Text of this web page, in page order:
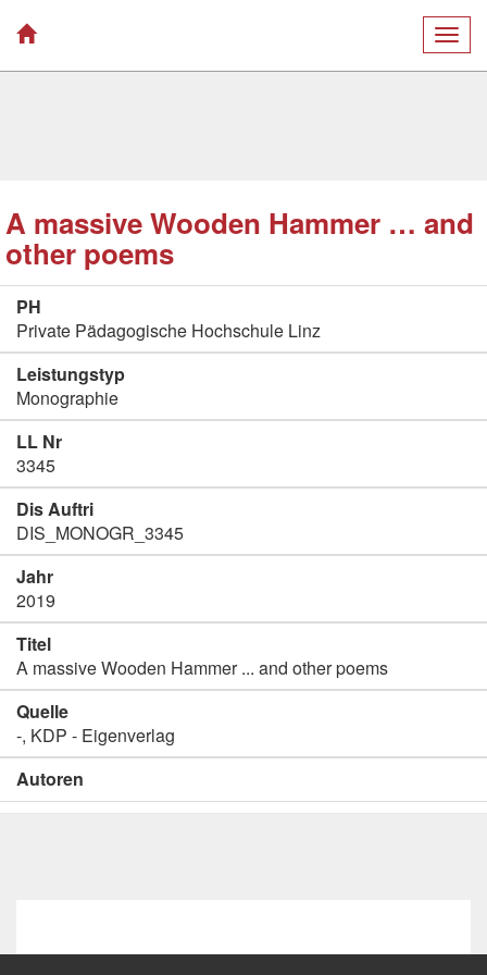
A massive Wooden Hammer … and
other poems
PH
Private Pädagogische Hochschule Linz
Leistungstyp
Monographie
LL Nr
3345
Dis Auftri
DIS_MONOGR_3345
Jahr
2019
Titel
A massive Wooden Hammer ... and other poems
Quelle
-, KDP - Eigenverlag
Autoren